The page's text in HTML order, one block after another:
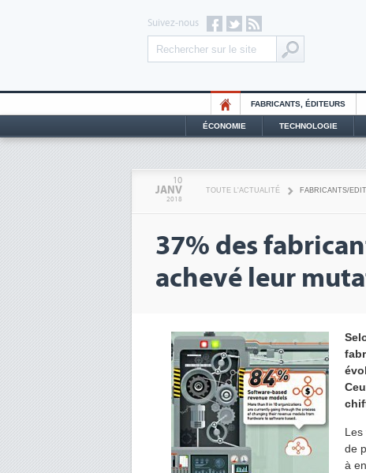
Suivez-nous
FABRICANTS, ÉDITEURS
ÉCONOMIE TECHNOLOGIE
10
JANV
2018
TOUTE L'ACTUALITÉ FABRICANTS/
37% des
achevé leur
Les
de
à